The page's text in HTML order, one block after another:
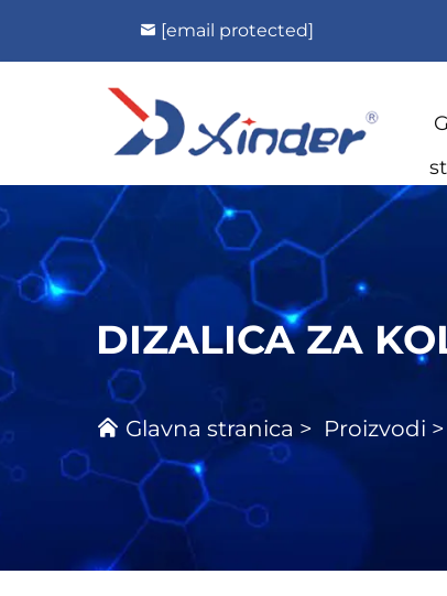
[email protected]
DIZALICA ZA
Glavna stranica > Proizvodi >